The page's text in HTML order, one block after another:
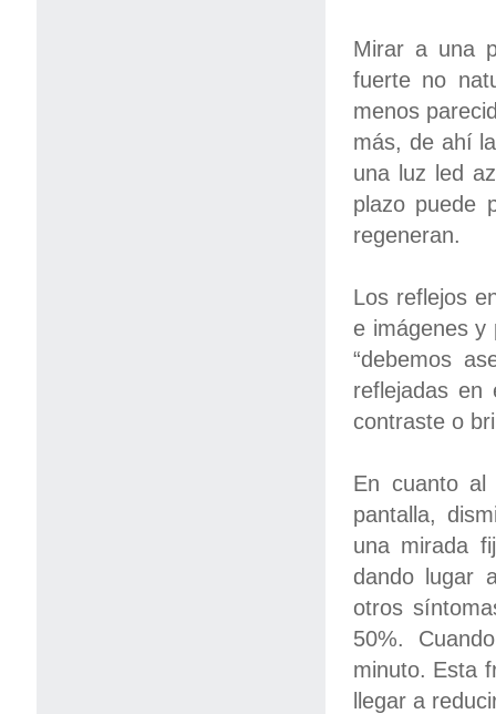
Mirar a una
fuerte no
menos
más, de ahí
una luz led
plazo puede
regeneran.
Los reflejos
e imágenes y
“debemos
reflejadas en
contraste o
En cuanto al
pantalla,
una mirada
dando lugar
otros
50%.
minuto. Esta
llegar a